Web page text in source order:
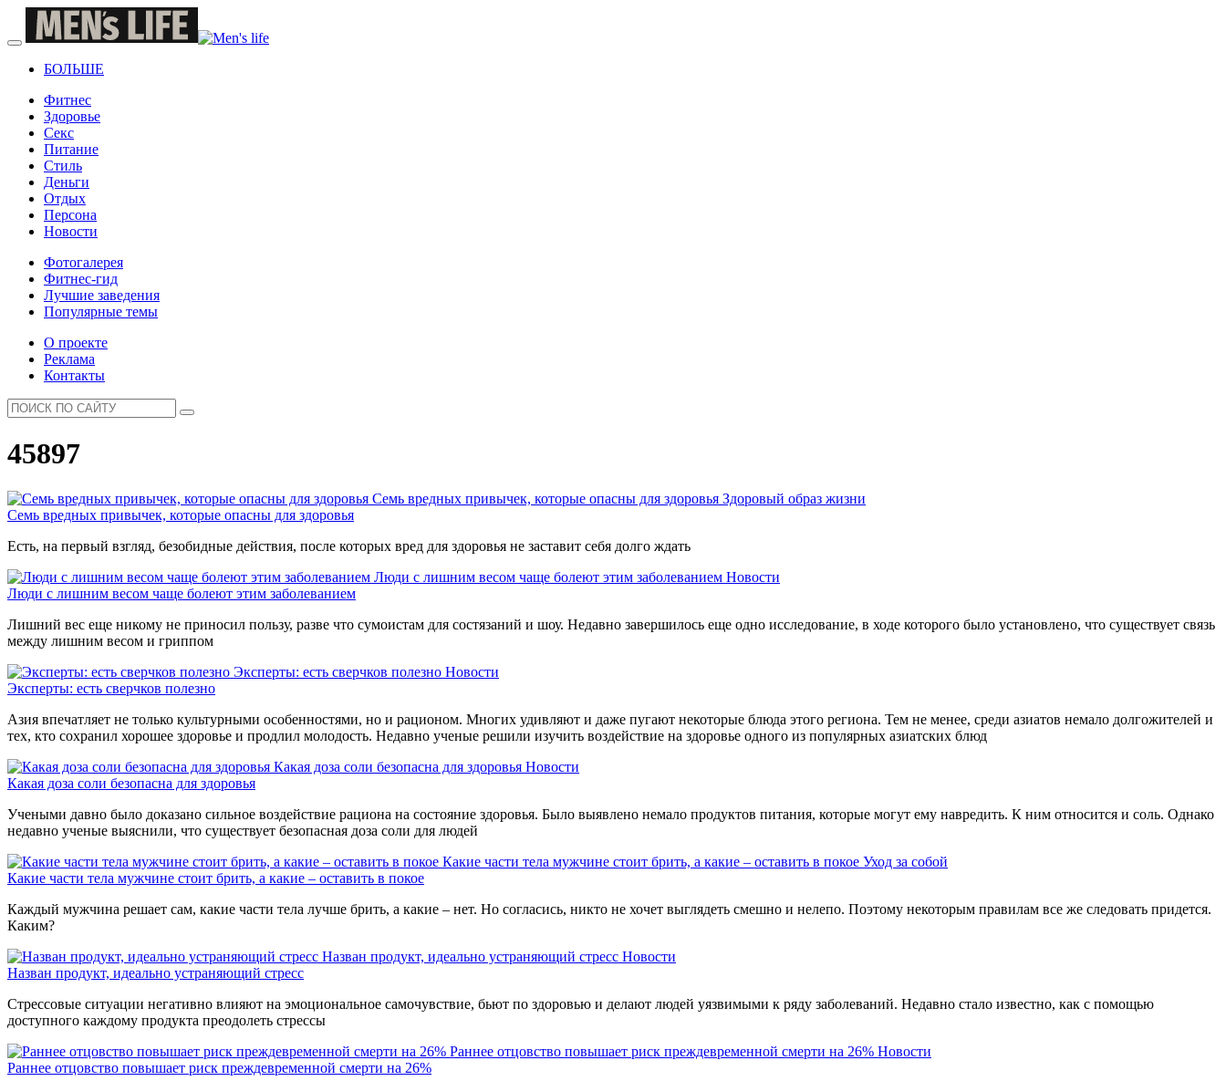
БОЛЬШЕ
Фитнес
Здоровье
Секс
Питание
Стиль
Деньги
Отдых
Персона
Новости
Фотогалерея
Фитнес-гид
Лучшие заведения
Популярные темы
О проекте
Реклама
Контакты
45897
Семь вредных привычек, которые опасны для здоровья Здоровый образ жизни
Семь вредных привычек, которые опасны для здоровья
Есть, на первый взгляд, безобидные действия, после которых вред для здоровья не заставит себя долго ждать
Люди с лишним весом чаще болеют этим заболеванием Новости
Люди с лишним весом чаще болеют этим заболеванием
Лишний вес еще никому не приносил пользу, разве что сумоистам для состязаний и шоу. Недавно завершилось еще одно исследование, в ходе которого было установлено, что существует связь
между лишним весом и гриппом
Эксперты: есть сверчков полезно Новости
Эксперты: есть сверчков полезно
Азия впечатляет не только культурными особенностями, но и рационом. Многих удивляют и даже пугают некоторые блюда этого региона. Тем не менее, среди азиатов немало долгожителей и
тех, кто сохранил хорошее здоровье и продлил молодость. Недавно ученые решили изучить воздействие на здоровье одного из популярных азиатских блюд
Какая доза соли безопасна для здоровья Новости
Какая доза соли безопасна для здоровья
Учеными давно было доказано сильное воздействие рациона на состояние здоровья. Было выявлено немало продуктов питания, которые могут ему навредить. К ним относится и соль. Однако
недавно ученые выяснили, что существует безопасная доза соли для людей
Какие части тела мужчине стоит брить, а какие – оставить в покое Уход за собой
Какие части тела мужчине стоит брить, а какие – оставить в покое
Каждый мужчина решает сам, какие части тела лучше брить, а какие – нет. Но согласись, никто не хочет выглядеть смешно и нелепо. Поэтому некоторым правилам все же следовать придется.
Каким?
Назван продукт, идеально устраняющий стресс Новости
Назван продукт, идеально устраняющий стресс
Стрессовые ситуации негативно влияют на эмоциональное самочувствие, бьют по здоровью и делают людей уязвимыми к ряду заболеваний. Недавно стало известно, как с помощью
доступного каждому продукта преодолеть стрессы
Раннее отцовство повышает риск преждевременной смерти на 26% Новости
Раннее отцовство повышает риск преждевременной смерти на 26%